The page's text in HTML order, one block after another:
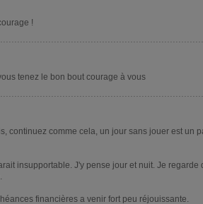
!
tenez le bon bout courage à vous
continuez comme cela, un jour sans jouer est un
insupportable. J'y pense jour et nuit. Je regarde
financières a venir fort peu réjouissante.